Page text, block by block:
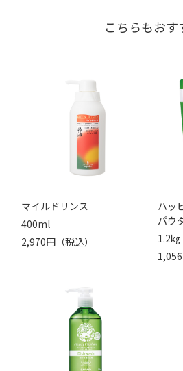
こちらもおす
マイルドリンス
400ml
2,970円（税込）
ハッ
パウ
1.2㎏
1,056